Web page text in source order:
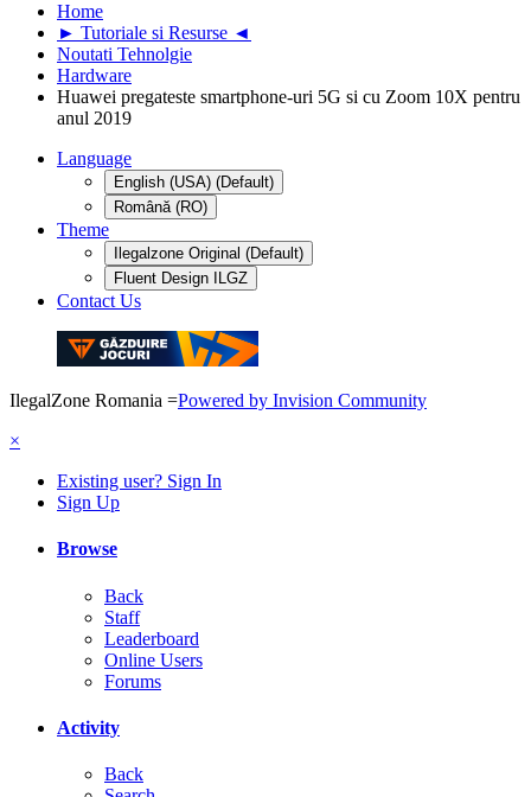
Home
► Tutoriale si Resurse ◄
Noutati Tehnolgie
Hardware
Huawei pregateste smartphone-uri 5G si cu Zoom 10X pentru
anul 2019
Language
English (USA) (Default)
Română (RO)
Theme
Ilegalzone Original (Default)
Fluent Design ILGZ
Contact Us
IlegalZone Romania =Powered by Invision Community
×
Existing user? Sign In
Sign Up
Browse
Back
Staff
Leaderboard
Online Users
Forums
Activity
Back